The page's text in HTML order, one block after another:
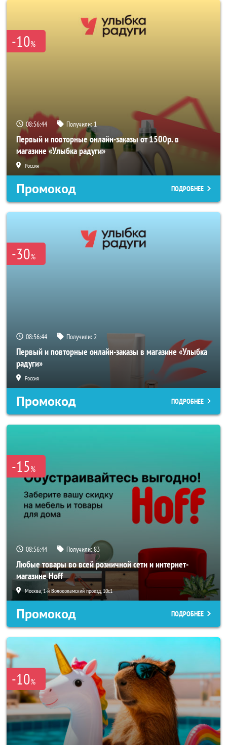
-10%
08:56:43 Получили:1
Первый и повторные онлайн-заказы от 1500р. в
магазине «Улыбка радуги»
Россия
Промокод ПОДРОБНЕЕ
-30%
08:56:43 Получили:2
Первый и повторные онлайн-заказы в магазине «Улыбка
радуги»
Россия
Промокод ПОДРОБНЕЕ
-15%
08:56:43 Получили:83
Любые товары во всей розничной сети и интернет-
магазине Hoff
Москва, 1-й Волоколамский проезд, 10с1
Промокод ПОДРОБНЕЕ
-10%